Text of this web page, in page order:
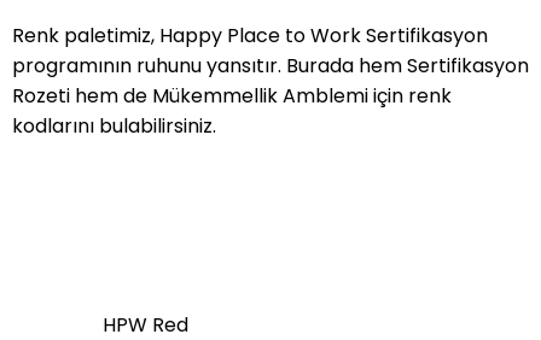
Renk paletimiz, Happy Place to Work Sertifikasyon
programının ruhunu yansıtır. Burada hem Sertifikasyon
Rozeti hem de Mükemmellik Amblemi için renk
kodlarını bulabilirsiniz.
HPW Red